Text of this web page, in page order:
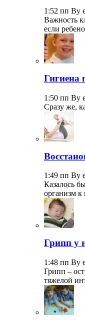
1:52 пп By
Важность
если
Гигиена
1:50 пп By
Сразу же,
1:49 пп By
Казалось
организм
Грипп у
1:48 пп By
Грипп –
тяжелой